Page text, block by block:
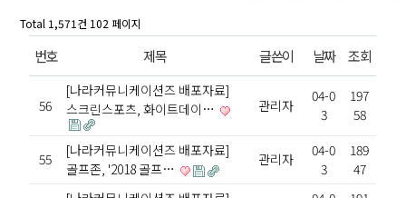
Total 1,571건 102 페이지
번호 제목 글쓴이 날짜 조회
56
[나라커뮤니케이션즈 배포자료]
스크린스포츠, 화이트데이…
관리자
04-0
3
197
58
55
[나라커뮤니케이션즈 배포자료]
골프존, '2018 골프…
관리자
04-0
3
189
47